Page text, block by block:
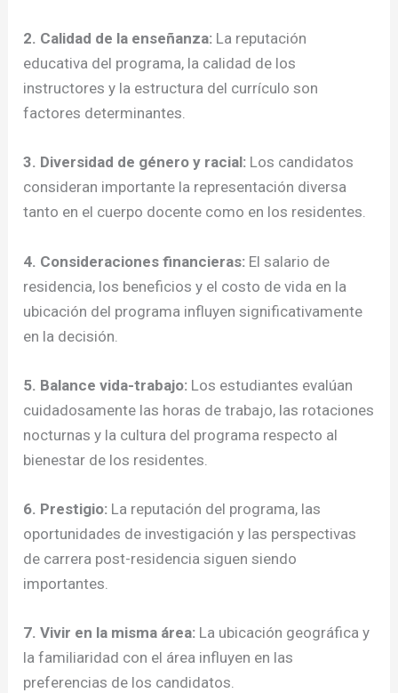
2. Calidad de la enseñanza: La reputación
educativa del programa, la calidad de los
instructores y la estructura del currículo son
factores determinantes.
3. Diversidad de género y racial: Los candidatos
consideran importante la representación diversa
tanto en el cuerpo docente como en los residentes.
4. Consideraciones financieras: El salario de
residencia, los beneficios y el costo de vida en la
ubicación del programa influyen significativamente
en la decisión.
5. Balance vida-trabajo: Los estudiantes evalúan
cuidadosamente las horas de trabajo, las rotaciones
nocturnas y la cultura del programa respecto al
bienestar de los residentes.
6. Prestigio: La reputación del programa, las
oportunidades de investigación y las perspectivas
de carrera post-residencia siguen siendo
importantes.
7. Vivir en la misma área: La ubicación geográfica y
la familiaridad con el área influyen en las
preferencias de los candidatos.